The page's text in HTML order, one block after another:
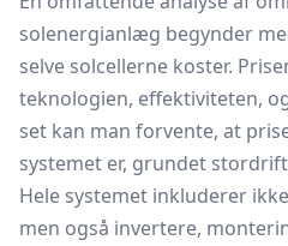
solenergianlæg begynder
selve solcellerne koster.
teknologien, effektiviteten,
set kan man forvente, at
systemet er, grundet
Hele systemet inkluderer
men også invertere,